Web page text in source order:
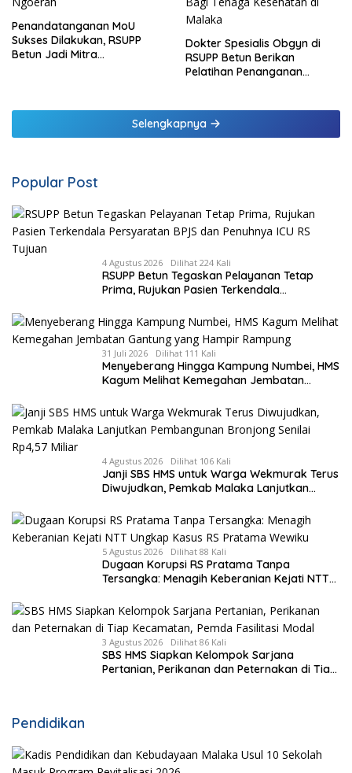
Penandatanganan MoU
Sukses Dilakukan, RSUPP
Betun Jadi Mitra
Dokter Spesialis Obgyn di
RSUPP Betun Berikan
Pelatihan Penanganan
Malaka
Selengkapnya
Popular Post
4 Agustus 2026 Dilihat 224 Kali
RSUPP Betun Tegaskan Pelayanan Tetap
Prima, Rujukan Pasien Terkendala
Tujuan
31 Juli 2026 Dilihat 111 Kali
Menyeberang Hingga Kampung Numbei, HMS
Kagum Melihat Kemegahan Jembatan
4 Agustus 2026 Dilihat 106 Kali
Janji SBS HMS untuk Warga Wekmurak Terus
Diwujudkan, Pemkab Malaka Lanjutkan
5 Agustus 2026 Dilihat 88 Kali
Dugaan Korupsi RS Pratama Tanpa
Tersangka: Menagih Keberanian Kejati NTT
3 Agustus 2026 Dilihat 86 Kali
SBS HMS Siapkan Kelompok Sarjana
Pertanian, Perikanan dan Peternakan di Tiap
Pendidikan